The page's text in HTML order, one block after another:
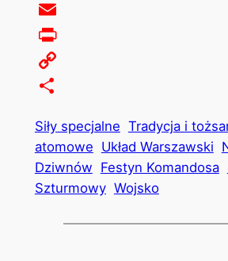
LinkedIn
Email
Print
Copy
Siły specjalne Tradycja i
atomowe Układ Warszawski
Dziwnów Festyn Komandosa
Szturmowy Wojsko